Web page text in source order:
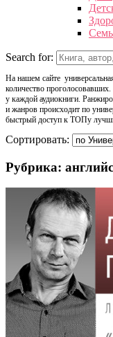
Search for:
На нашем сайте
количество
у каждой аудиокниги.
и жанров происходит по
быстрый доступ к ТОПу
Сортировать:
Рубрика: